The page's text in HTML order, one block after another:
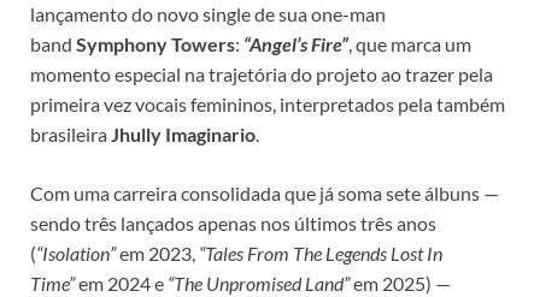
lançamento do novo single de sua one-man
band Symphony Towers: “Angel’s Fire”, que marca um
momento especial na trajetória do projeto ao trazer pela
primeira vez vocais femininos, interpretados pela também
brasileiraJhully Imaginario.​
Com uma carreira consolidada que já soma sete álbuns —
sendo três lançados apenas nos últimos três anos
(“Isolation”em 2023, “Tales From The Legends Lost In
Time”em 2024 e “The Unpromised Land”em 2025) —